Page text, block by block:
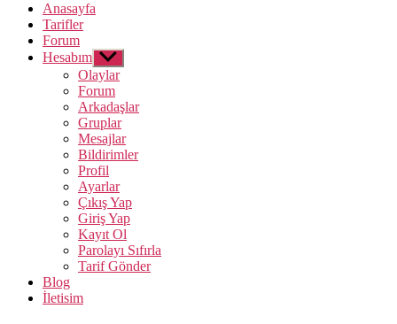
Anasayfa
Tarifler
Forum
Hesabım Alt
menüyü
göster
Olaylar
Forum
Arkadaşlar
Gruplar
Mesajlar
Bildirimler
Profil
Ayarlar
Çıkış Yap
Giriş Yap
Kayıt Ol
Parolayı Sıfırla
Tarif Gönder
Blog
İletisim